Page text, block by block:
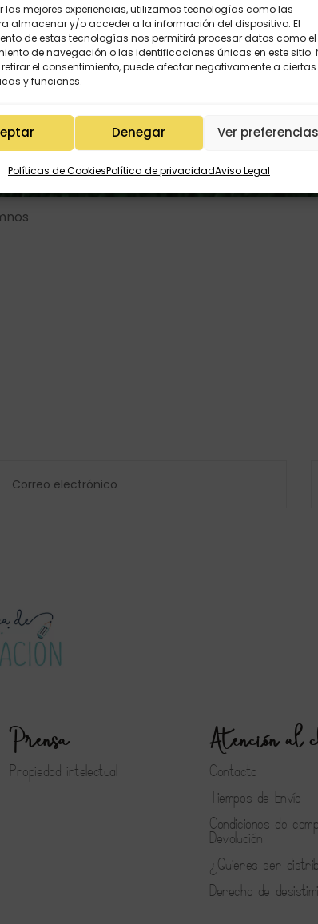
las mejores experiencias, utilizamos tecnologías como las
almacenar y/o acceder a la información del dispositivo. El
de estas tecnologías nos permitirá procesar datos como el
de navegación o las identificaciones únicas en este sitio.
el consentimiento, puede afectar negativamente a ciertas
y funciones.
Denegar Ver
Políticas de CookiesPolítica de privacidadAviso Legal
Prensa
Propiedad intelectual
Atención al
Contacto
Tiempos de Envío
Condiciones de
Devolución
¿Quieres ser
Derecho de